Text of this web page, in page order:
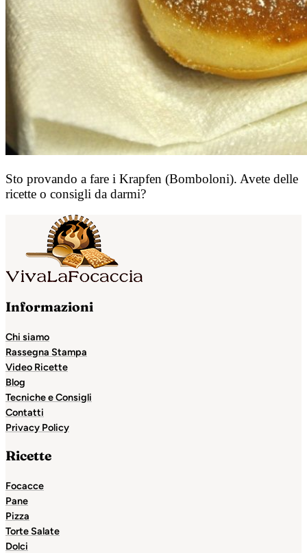
Sto provando a fare i Krapfen (Bomboloni). Avete delle
ricette o consigli da darmi?
Informazioni
Chi siamo
Rassegna Stampa
Video Ricette
Blog
Tecniche e Consigli
Contatti
Privacy Policy
Ricette
Focacce
Pane
Pizza
Torte Salate
Dolci